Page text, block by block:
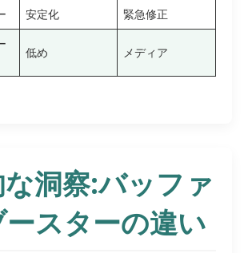
安定化
緊急修正
低め メディア
洞察:バッファ
スターの違い